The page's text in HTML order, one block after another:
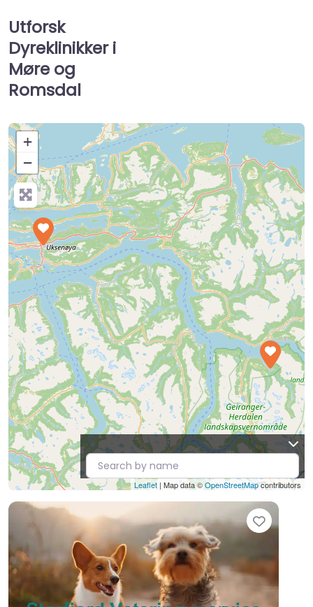
Utforsk
Dyreklinikker i
Møre og
Romsdal
+
−
Leaflet | Map data ©OpenStreetMapcontributors